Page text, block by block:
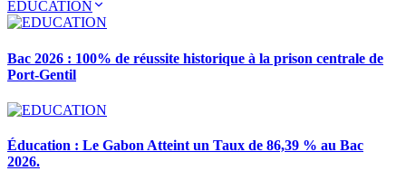
EDUCATION
Bac 2026 : 100% de réussite historique à la prison centrale de
Port-Gentil
Éducation : Le Gabon Atteint un Taux de 86,39 % au Bac
2026.